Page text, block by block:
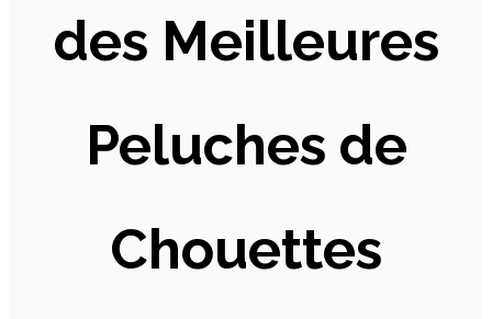
des Meilleures
Peluches de
Chouettes